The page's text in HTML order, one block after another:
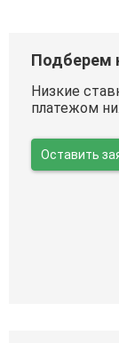
Подберем
Низкие
платежом
Оставить